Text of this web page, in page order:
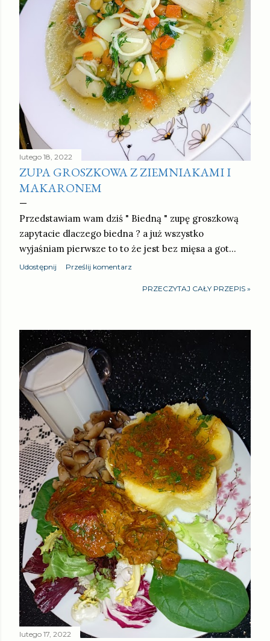
lutego 18, 2022
ZUPA GROSZKOWA Z ZIEMNIAKAMI I
MAKARONEM
Przedstawiam wam dziś " Biedną " zupę groszkową
zapytacie dlaczego biedna ? a już wszystko
wyjaśniam pierwsze to to że jest bez mięsa a got…
Udostępnij Prześlij komentarz
PRZECZYTAJ CAŁY PRZEPIS »
lutego 17, 2022